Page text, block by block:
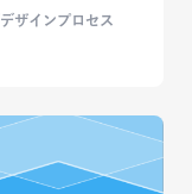
ザインプロセス